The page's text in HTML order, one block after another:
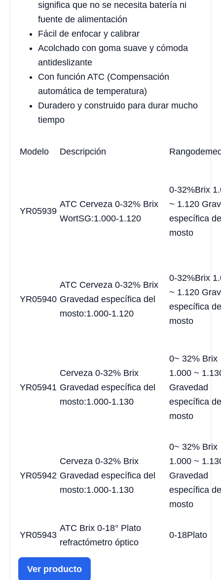
significa que no se necesita batería ni
fuente de alimentación
Fácil de enfocar y calibrar
Acolchado con goma suave y cómoda
antideslizante
Con función ATC (Compensación
automática de temperatura)
Duradero y construido para durar mucho
tiempo
Modelo Descripción Rangode
YR05939
ATC Cerveza 0-32% Brix
WortSG:1.000-1.120
0-32%Brix
~ 1.120
específica
mosto
YR05940
ATC Cerveza 0-32% Brix
Gravedad específica del
mosto:1.000-1.120
0-32%Brix
~ 1.120
específica
mosto
YR05941
Cerveza 0-32% Brix
Gravedad específica del
mosto:1.000-1.130
0~ 32% Brix
1.000 ~
Gravedad
específica
mosto
YR05942
Cerveza 0-32% Brix
Gravedad específica del
mosto:1.000-1.130
0~ 32% Brix
1.000 ~
Gravedad
específica
mosto
YR05943
ATC Brix 0-18° Plato
refractómetro óptico
0-18Plato
Ver producto